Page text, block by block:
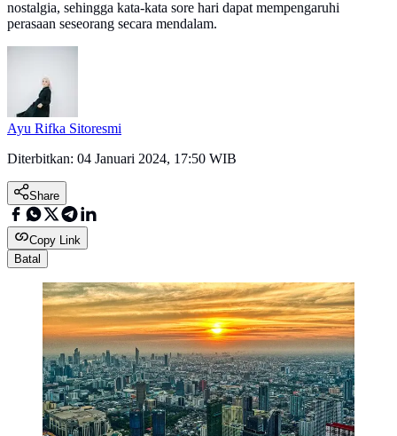
nostalgia, sehingga kata-kata sore hari dapat mempengaruhi
perasaan seseorang secara mendalam.
Ayu Rifka Sitoresmi
Diterbitkan: 04 Januari 2024, 17:50 WIB
Share
Copy Link
Batal